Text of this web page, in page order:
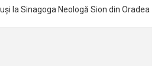
la Sinagoga Neologă Sion din Oradea